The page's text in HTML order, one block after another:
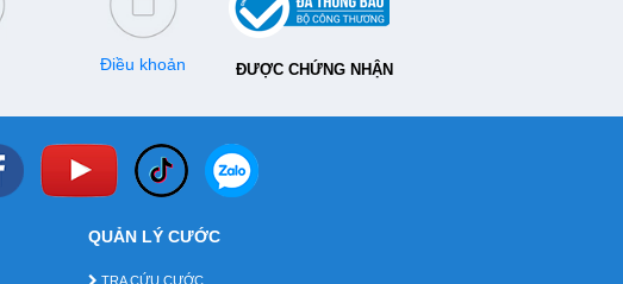
Điều khoản ĐƯỢC CHỨNG NHẬN
QUẢN LÝ CƯỚC
TRA CỨU CƯỚC